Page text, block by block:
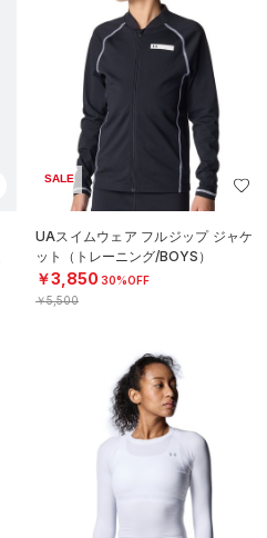
SALE
UAスイムウェア フルジップ ジャケ
ット（トレーニング/BOYS）
￥3,850 30%OFF
￥5,500